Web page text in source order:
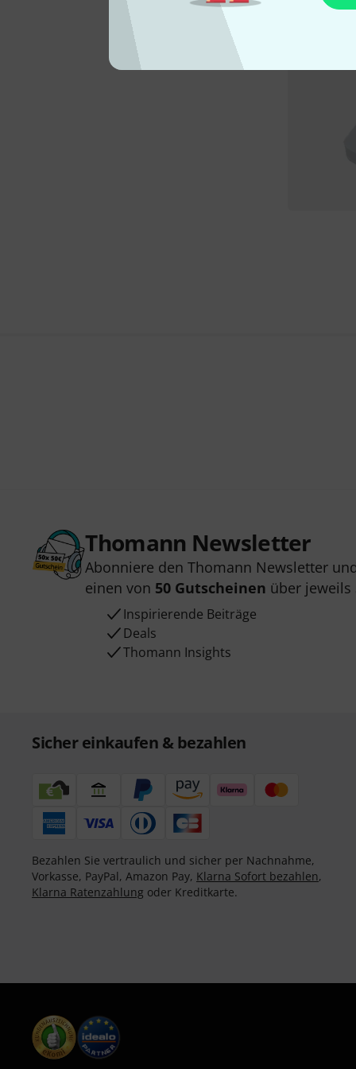
Thomann Newsletter
Abonniere den Thomann Newsletter
einen von 50 Gutscheinen über jeweils
Inspirierende Beiträge
Deals
Thomann Insights
Sicher einkaufen & bezahlen
Bezahlen Sie vertraulich und sicher per Nachnahme,
Vorkasse, PayPal, Amazon Pay, Klarna Sofort bezahlen,
Klarna Ratenzahlung oder Kreditkarte.